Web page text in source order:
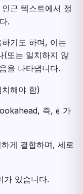
근 텍스트에서 정
.
기도 하며, 이는
(또는 일치하지 않
을 나타냅니다.
치해야 함)
즉, e 가
게 결합하며, 세로
가 있습니다.